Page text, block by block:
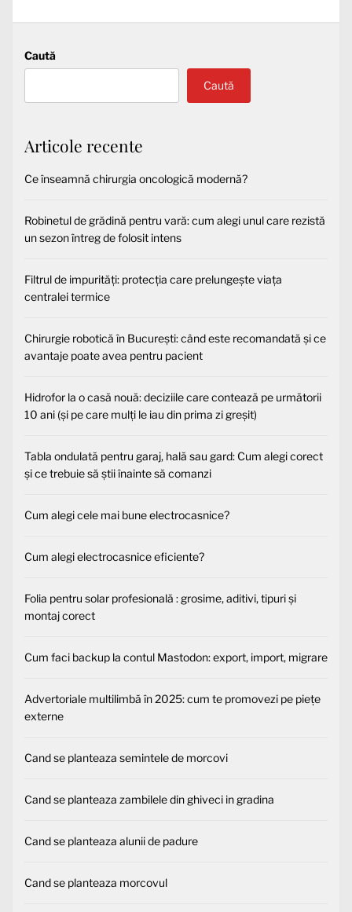
Caută
Caută
Articole recente
Ce înseamnă chirurgia oncologică modernă?
Robinetul de grădină pentru vară: cum alegi unul care rezistă
un sezon întreg de folosit intens
Filtrul de impurități: protecția care prelungește viața
centralei termice
Chirurgie robotică în București: când este recomandată și ce
avantaje poate avea pentru pacient
Hidrofor la o casă nouă: deciziile care contează pe următorii
10 ani (și pe care mulți le iau din prima zi greșit)
Tabla ondulată pentru garaj, hală sau gard: Cum alegi corect
și ce trebuie să știi înainte să comanzi
Cum alegi cele mai bune electrocasnice?
Cum alegi electrocasnice eficiente?
Folia pentru solar profesională : grosime, aditivi, tipuri și
montaj corect
Cum faci backup la contul Mastodon: export, import, migrare
Advertoriale multilimbă în 2025: cum te promovezi pe piețe
externe
Cand se planteaza semintele de morcovi
Cand se planteaza zambilele din ghiveci in gradina
Cand se planteaza alunii de padure
Cand se planteaza morcovul